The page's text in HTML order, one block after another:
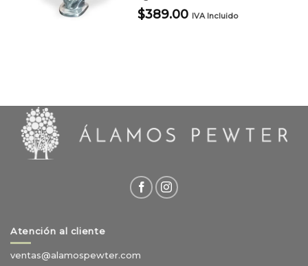
$389.00 IVA Incluido
Atención al cliente
ventas@alamospewter.com